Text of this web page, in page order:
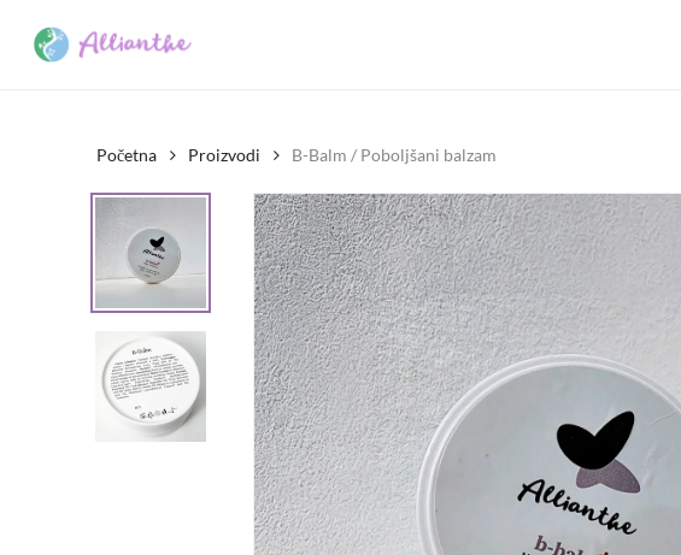
Pritisnite enter za pretraživanje ili esc za prekid
Početna Proizvodi B-Balm / Poboljšani balzam